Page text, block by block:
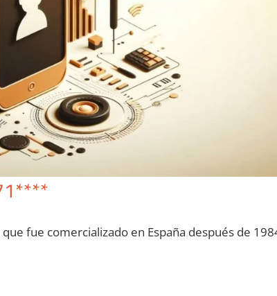
fue comercializado en España después dе